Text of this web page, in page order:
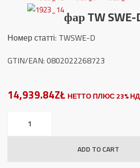
фар TW SWE-
Номер статті: TWSWE-D
GTIN/EAN: 0802022268723
14,939.84ZŁ НЕТТО ПЛЮС 23%
ADD TO CART